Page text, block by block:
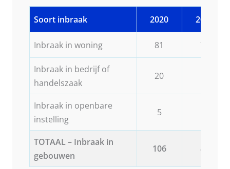
Soort inbraak 2020 2021
Inbraak in woning 81 73
Inbraak in bedrijf of
handelszaak
20
Inbraak in openbare
instelling
5
TOTAAL – Inbraak in
gebouwen
106 87